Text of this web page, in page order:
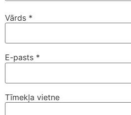
Vārds *
E-pasts *
Tīmekļa vietne